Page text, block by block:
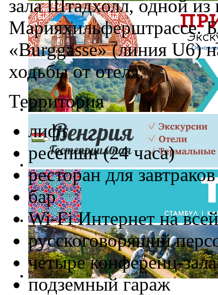
зала Штадхолл, одной
Марияхильферштрассе.
«Burggasse» (линия U6)
ходьбы от отеля.
Территория
лифт
ресепшн (24 часа)
ресторан для завтраков
бар
Wi-Fi Интернет на
русскоговорящий
четыре конференц-
подземный гараж